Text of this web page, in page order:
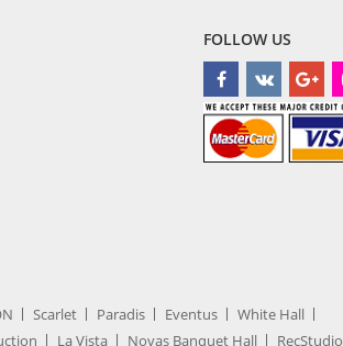
FOLLOW US
Scarlet Paradis Eventus
White Hall
La Vista Novas Banquet Hall RecStudio